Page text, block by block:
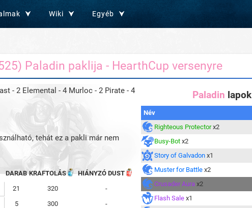
Wiki Egyéb
Paladin paklija - HearthCup versenyre
- 2 Elemental - 4 Murloc - 2 Pirate - 4
tehát ez a pakli már nem
DARAB KRAFTOLÁS
HIÁNYZÓ DUST
21 320
-
5 300
-
Paladin lapok
Név
Righteous Protector x2
Busy-Bot x2
Story of Galvadon x1
Muster for Battle x2
Crusader Aura x2
Flash Sale x1